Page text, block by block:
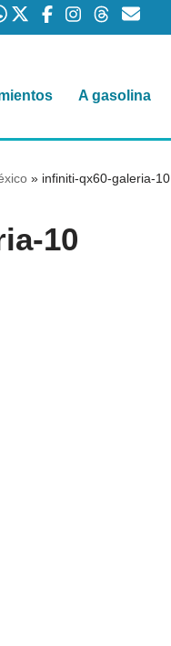
A gasolina
» infiniti-qx60-galeria-10
10